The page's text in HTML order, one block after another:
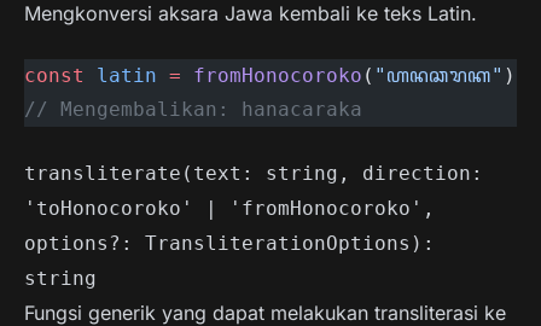
Mengkonversi aksara Jawa kembali ke teks Latin.
const latin = fromHonocoroko ( "ꦲꦤꦕꦫꦏ" );
// Mengembalikan: hanacaraka
transliterate(text: string, direction:
'toHonocoroko' | 'fromHonocoroko',
options?: TransliterationOptions):
string
Fungsi generik yang dapat melakukan transliterasi ke